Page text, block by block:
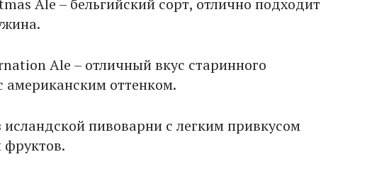
Ale – бельгийский сорт, отлично подходит
Ale – отличный вкус старинного
американским оттенком.
исландской пивоварни с легким привкусом
фруктов.